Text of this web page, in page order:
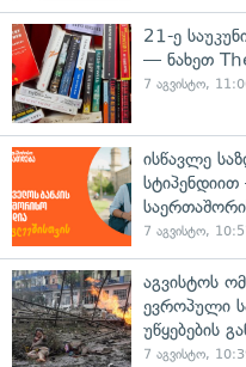
21-ე
— ნახეთ
7 აგვისტო,
ისწავლე
7 აგვისტო,
აგვისტოს
ევროპული
უწყებების
7 აგვისტო,